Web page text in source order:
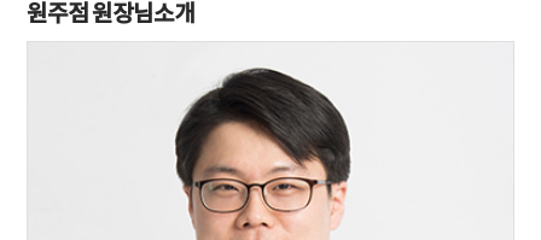
원주점 원장님소개